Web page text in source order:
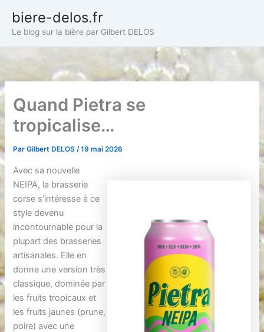
contenu
biere-delos.fr
Le blog sur la bière par Gilbert DELOS
Quand Pietra se
tropicalise…
ParGilbert DELOS/19 mai 2026
Avec sa nouvelle
NEIPA, la brasserie
corse s’intéresse à ce
style devenu
incontournable pour la
plupart des brasseries
artisanales. Elle en
donne une version très
classique, dominée par
les fruits tropicaux et
les fruits jaunes (prune,
poire) avec une